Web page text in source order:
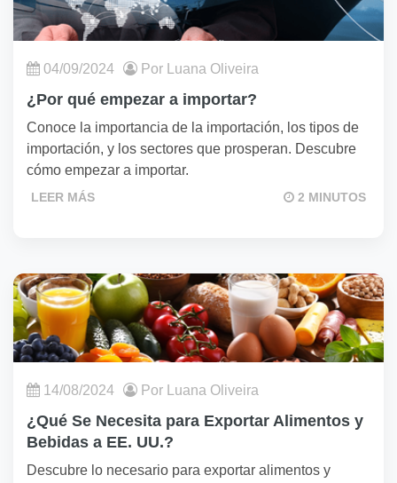
04/09/2024 Por Luana Oliveira
¿Por qué empezar a importar?
Conoce la importancia de la importación, los tipos de
importación, y los sectores que prosperan. Descubre
cómo empezar a importar.
LEER MÁS 2 MINUTOS
14/08/2024 Por Luana Oliveira
¿Qué Se Necesita para Exportar Alimentos y
Bebidas a EE. UU.?
Descubre lo necesario para exportar alimentos y